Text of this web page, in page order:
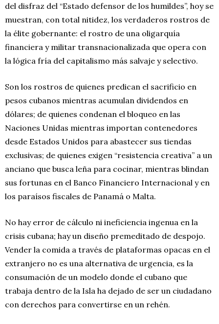
del disfraz del “Estado defensor de los humildes”, hoy se
muestran, con total nitidez, los verdaderos rostros de
la élite gobernante: el rostro de una oligarquía
financiera y militar transnacionalizada que opera con
la lógica fría del capitalismo más salvaje y selectivo.
Son los rostros de quienes predican el sacrificio en
pesos cubanos mientras acumulan dividendos en
dólares; de quienes condenan el bloqueo en las
Naciones Unidas mientras importan contenedores
desde Estados Unidos para abastecer sus tiendas
exclusivas; de quienes exigen “resistencia creativa” a un
anciano que busca leña para cocinar, mientras blindan
sus fortunas en el Banco Financiero Internacional y en
los paraísos fiscales de Panamá o Malta.
No hay error de cálculo ni ineficiencia ingenua en la
crisis cubana; hay un diseño premeditado de despojo.
Vender la comida a través de plataformas opacas en el
extranjero no es una alternativa de urgencia, es la
consumación de un modelo donde el cubano que
trabaja dentro de la Isla ha dejado de ser un ciudadano
con derechos para convertirse en un rehén.